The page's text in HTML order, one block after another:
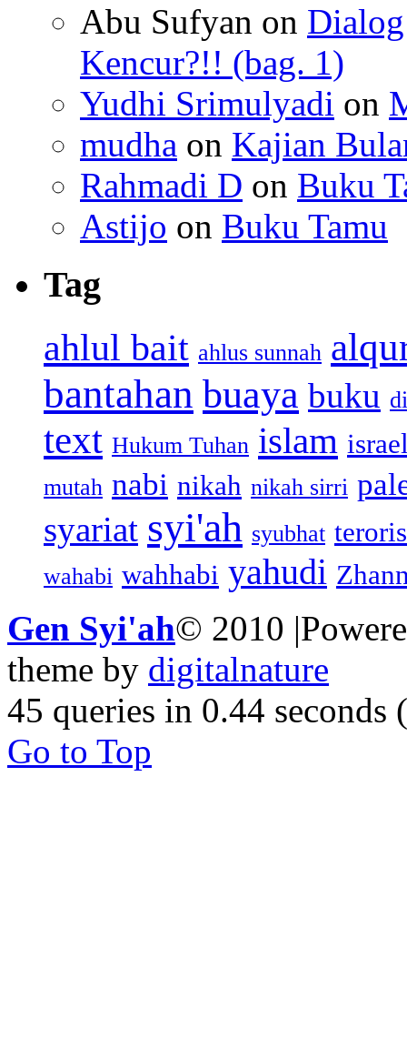
Abu Sufyan on
Kencur?!! (bag. 1)
Yudhi Srimulyadi on
mudha on Kajian
Rahmadi D on Buku
Astijo on Buku Tamu
Tag
ahlul bait ahlus sunnah
bantahan buaya buku
text Hukum Tuhan islam
mutah nabi nikah nikah sirri
syariat syi'ah syubhat teroris
wahabi wahhabi yahudi
Gen Syi'ah© 2010
theme by digitalnature
45 queries in 0.44 seconds
Go to Top